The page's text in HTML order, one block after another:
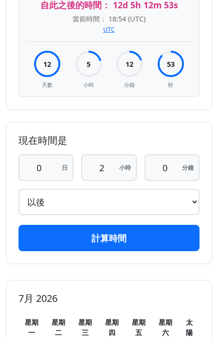
自此之後的時間： 12d 5h 12m 53s
當前時間： 18:54 (UTC)
UTC
12
天數
5
小時
12
分鐘
53
秒
現在時間是
日 小時 分鐘
計算時間
7月 2026
星期
一
星期
二
星期
三
星期
四
星期
五
星期
六
太
陽